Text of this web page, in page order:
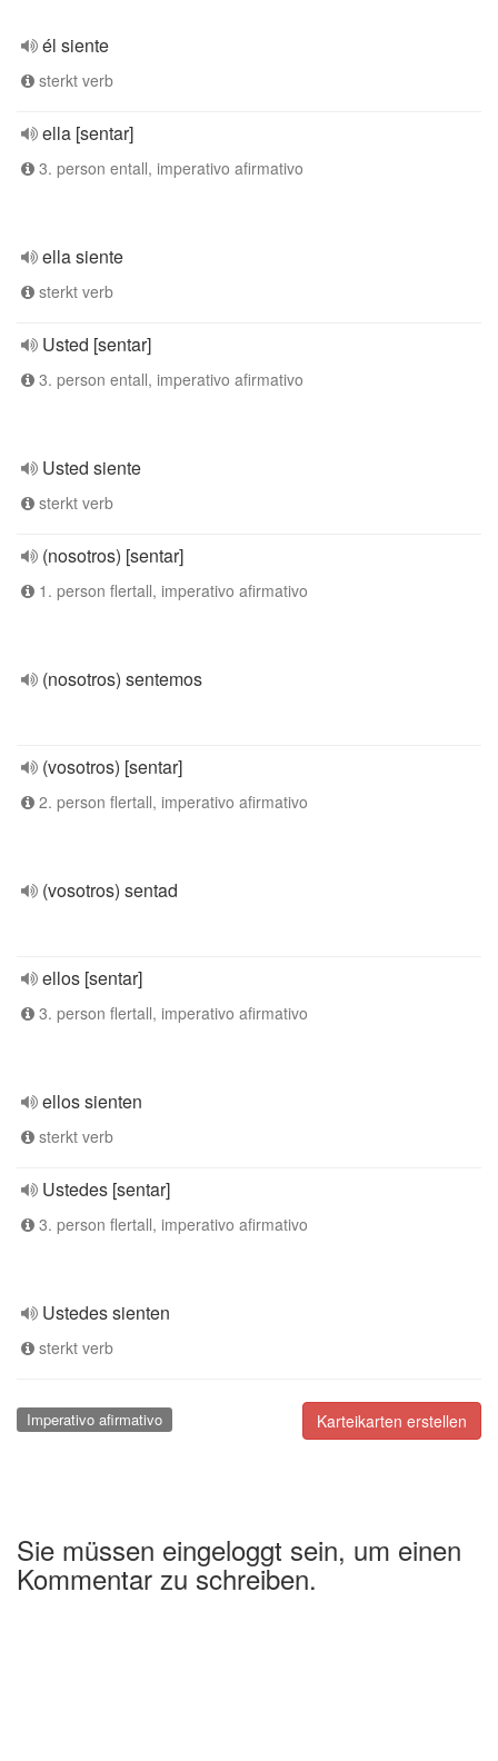
él siente
sterkt verb
ella [sentar]
3. person entall, imperativo afirmativo
ella siente
sterkt verb
Usted [sentar]
3. person entall, imperativo afirmativo
Usted siente
sterkt verb
(nosotros) [sentar]
1. person flertall, imperativo afirmativo
(nosotros) sentemos
(vosotros) [sentar]
2. person flertall, imperativo afirmativo
(vosotros) sentad
ellos [sentar]
3. person flertall, imperativo afirmativo
ellos sienten
sterkt verb
Ustedes [sentar]
3. person flertall, imperativo afirmativo
Ustedes sienten
sterkt verb
Karteikarten erstellen
Imperativo afirmativo
Sie müssen eingeloggt sein, um einen
Kommentar zu schreiben.